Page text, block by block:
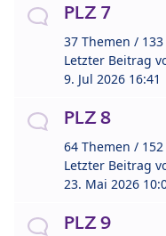
PLZ 7
37 Themen /
Letzter Beitrag
9. Jul 2026 16:41
PLZ 8
64 Themen /
Letzter Beitrag
23. Mai 2026
PLZ 9